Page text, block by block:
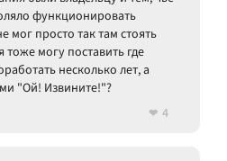
функционировать
мог просто так там стоять
могу поставить где
несколько лет, а
"Ой! Извините!"?
4